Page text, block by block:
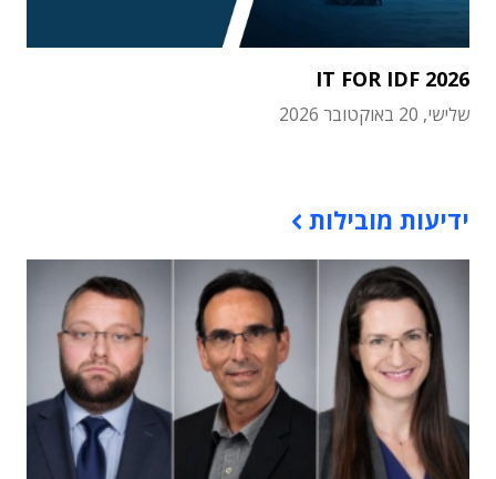
IT FOR IDF 2026
שלישי, 20 באוקטובר 2026
ידיעות מובילות